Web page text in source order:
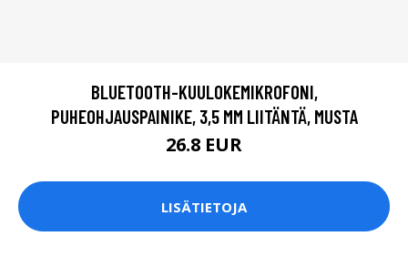
BLUETOOTH-KUULOKEMIKROFONI,
PUHEOHJAUSPAINIKE, 3,5 MM LIITÄNTÄ, MUSTA
26.8 EUR
LISÄTIETOJA